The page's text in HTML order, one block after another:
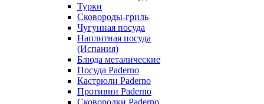
Турки
Сковороды-гриль
Чугунная посуда
Наплитная посуда
(Испания)
Блюда металические
Посуда Paderno
Кастрюли Paderno
Противни Paderno
Сковородки Paderno